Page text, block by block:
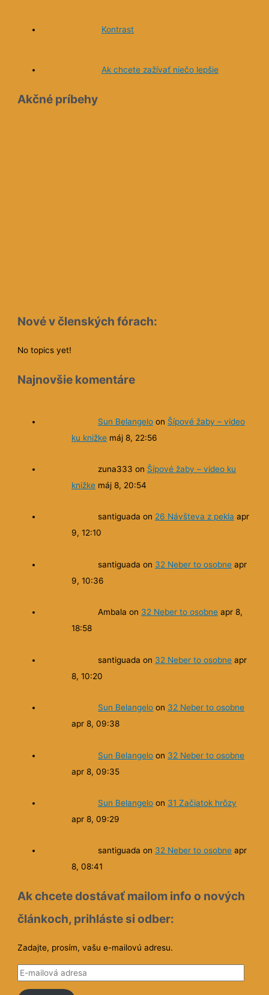
Kontrast
Ak chcete zažívať niečo lepšie
Akčné príbehy
Nové v členských fórach:
No topics yet!
Najnovšie komentáre
Sun Belangelo on Šípové žaby – video
ku knižke máj 8, 22:56
zuna333 on Šípové žaby – video ku
knižke máj 8, 20:54
santiguada on 26 Návšteva z pekla apr
9, 12:10
santiguada on 32 Neber to osobne apr
9, 10:36
Ambala on 32 Neber to osobne apr 8,
18:58
santiguada on 32 Neber to osobne apr
8, 10:20
Sun Belangelo on 32 Neber to osobne
apr 8, 09:38
Sun Belangelo on 32 Neber to osobne
apr 8, 09:35
Sun Belangelo on 31 Začiatok hrôzy
apr 8, 09:29
santiguada on 32 Neber to osobne apr
8, 08:41
Ak chcete dostávať mailom info o nových
článkoch, prihláste si odber:
Zadajte, prosím, vašu e-mailovú adresu.
E